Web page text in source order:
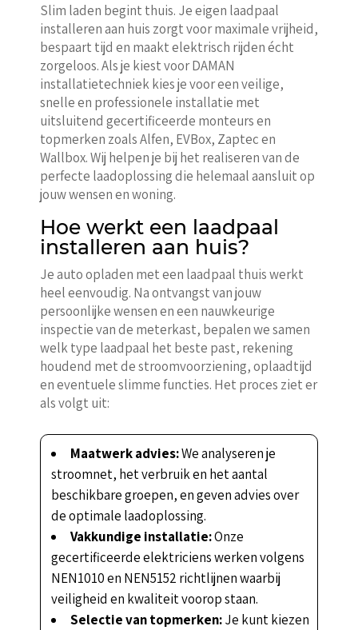
Slim laden begint thuis. Je eigen laadpaal
installeren aan huis zorgt voor maximale vrijheid,
bespaart tijd en maakt elektrisch rijden écht
zorgeloos. Als je kiest voor DAMAN
installatietechniek kies je voor een veilige,
snelle en professionele installatie met
uitsluitend gecertificeerde monteurs en
topmerken zoals Alfen, EVBox, Zaptec en
Wallbox. Wij helpen je bij het realiseren van de
perfecte laadoplossing die helemaal aansluit op
jouw wensen en woning.
Hoe werkt een laadpaal
installeren aan huis?
Je auto opladen met een laadpaal thuis werkt
heel eenvoudig. Na ontvangst van jouw
persoonlijke wensen en een nauwkeurige
inspectie van de meterkast, bepalen we samen
welk type laadpaal het beste past, rekening
houdend met de stroomvoorziening, oplaadtijd
en eventuele slimme functies. Het proces ziet er
als volgt uit:
Maatwerk advies:We analyseren je
stroomnet, het verbruik en het aantal
beschikbare groepen, en geven advies over
de optimale laadoplossing.
Vakkundige installatie:Onze
gecertificeerde elektriciens werken volgens
NEN1010 en NEN5152 richtlijnen waarbij
veiligheid en kwaliteit voorop staan.
Selectie van topmerken:Je kunt kiezen